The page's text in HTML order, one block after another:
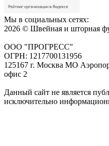
Мы в социальных сетях:
2026 © Швейная и шторная
ООО "ПРОГРЕСС"
ОГРН: 1217700131956
125167 г. Москва МО
офис 2
Данный сайт не является
исключительно